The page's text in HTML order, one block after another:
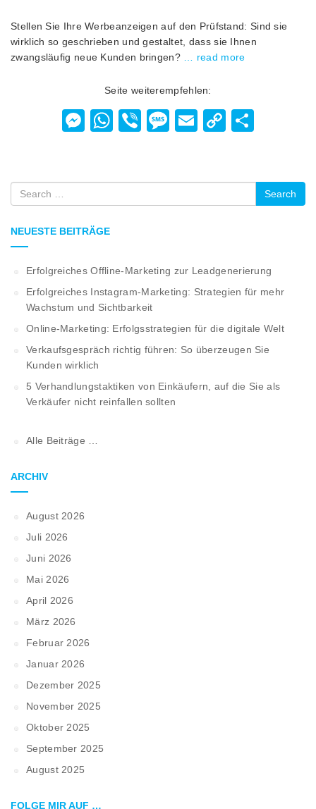
Stellen Sie Ihre Werbeanzeigen auf den Prüfstand: Sind sie
wirklich so geschrieben und gestaltet, dass sie Ihnen
zwangsläufig neue Kunden bringen?
… read more
Seite weiterempfehlen:
Messenger
WhatsApp
ViberMessage
EmailCopy
Search
NEUESTE BEITRÄGE
Erfolgreiches Offline-Marketing zur Leadgenerierung
Erfolgreiches Instagram-Marketing: Strategien für mehr
Wachstum und Sichtbarkeit
Online-Marketing: Erfolgsstrategien für die digitale Welt
Verkaufsgespräch richtig führen: So überzeugen Sie
Kunden wirklich
5 Verhandlungstaktiken von Einkäufern, auf die Sie als
Verkäufer nicht reinfallen sollten
Alle Beiträge …
ARCHIV
August 2026
Juli 2026
Juni 2026
Mai 2026
April 2026
März 2026
Februar 2026
Januar 2026
Dezember 2025
November 2025
Oktober 2025
September 2025
August 2025
FOLGE MIR AUF …